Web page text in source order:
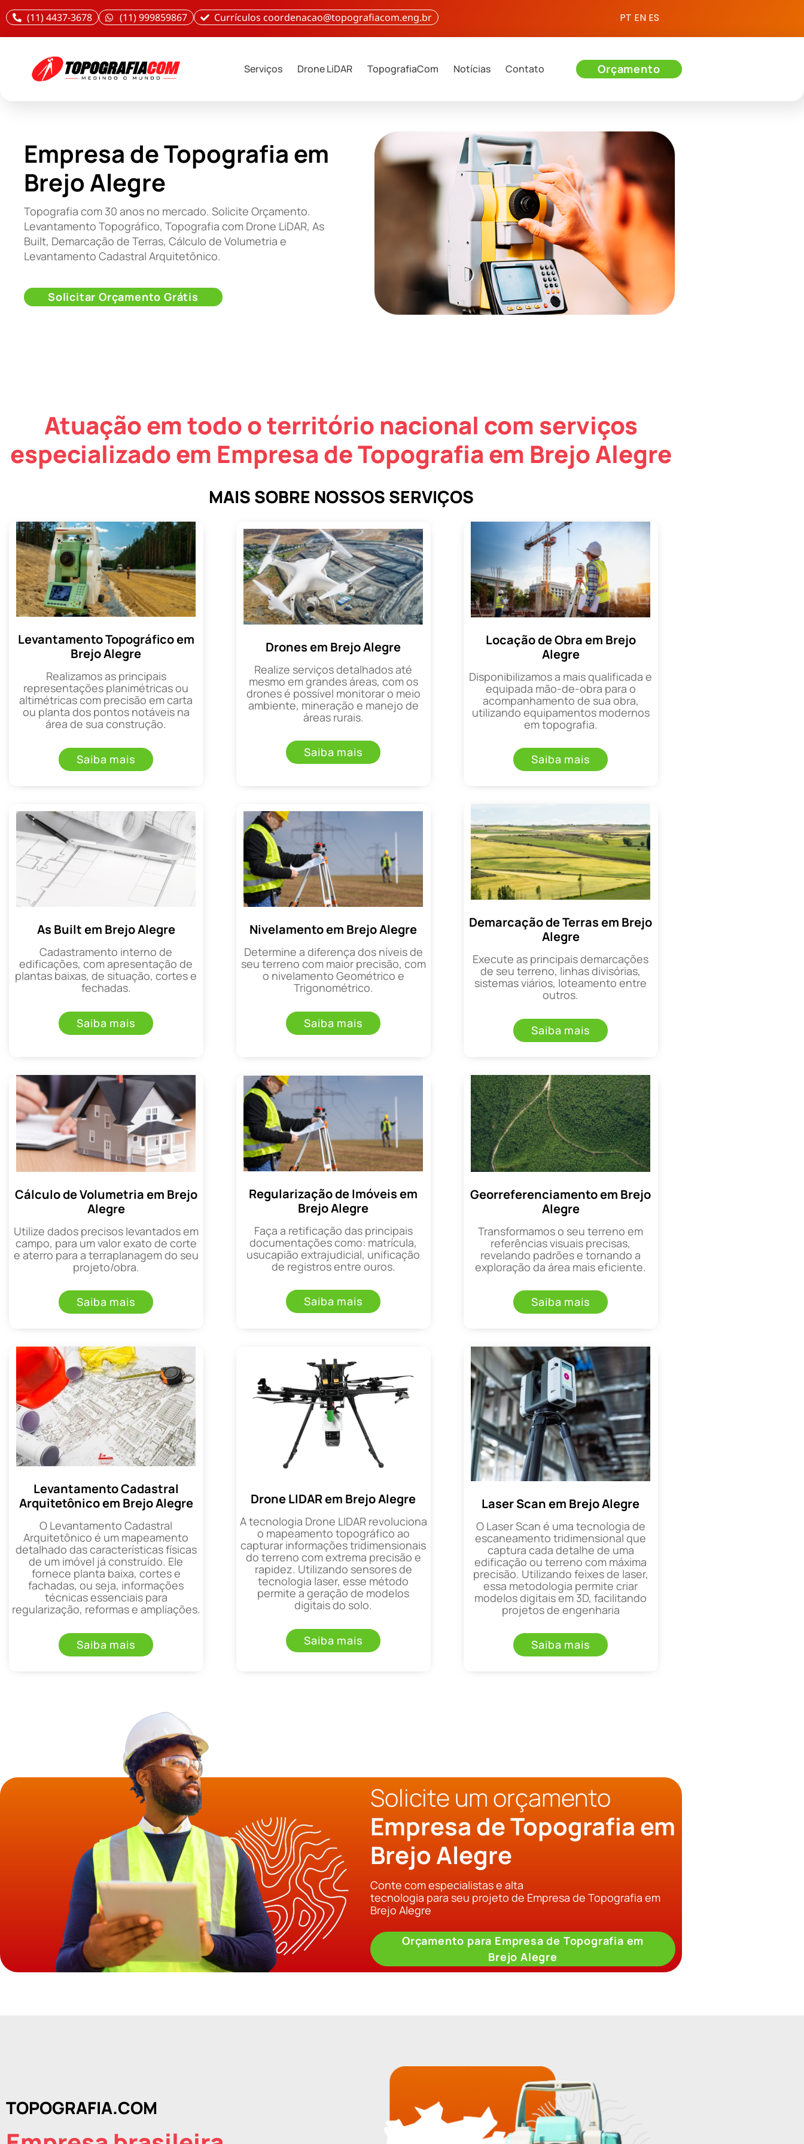
(11) 4437-3678 (11) 999859867 Currículos coordenacao@topografiacom.eng.br PT EN ES
Serviços Drone LiDAR TopografiaCom Notícias Contato Orçamento
Empresa de Topografia em
Brejo Alegre
Topografia com 30 anos no mercado. Solicite Orçamento.
Levantamento Topográfico, Topografia com Drone LiDAR, As
Built, Demarcação de Terras, Cálculo de Volumetria e
Levantamento Cadastral Arquitetônico.
Solicitar Orçamento Grátis
Atuação em todo o território nacional com serviços
especializado em Empresa de Topografia em Brejo Alegre
MAIS SOBRE NOSSOS SERVIÇOS
Levantamento Topográfico em
Brejo Alegre
Realizamos as principais
representações planimétricas ou
altimétricas com precisão em carta
ou planta dos pontos notáveis na
área de sua construção.
Saiba mais
Drones em Brejo Alegre
Realize serviços detalhados até
mesmo em grandes áreas, com os
drones é possível monitorar o meio
ambiente, mineração e manejo de
áreas rurais.
Saiba mais
Locação de Obra em Brejo
Alegre
Disponibilizamos a mais qualificada e
equipada mão-de-obra para o
acompanhamento de sua obra,
utilizando equipamentos modernos
em topografia.
Saiba mais
As Built em Brejo Alegre
Cadastramento interno de
edificações, com apresentação de
plantas baixas, de situação, cortes e
fechadas.
Saiba mais
Nivelamento em Brejo Alegre
Determine a diferença dos níveis de
seu terreno com maior precisão, com
o nivelamento Geométrico e
Trigonométrico.
Saiba mais
Demarcação de Terras em Brejo
Alegre
Execute as principais demarcações
de seu terreno, linhas divisórias,
sistemas viários, loteamento entre
outros.
Saiba mais
Cálculo de Volumetria em Brejo
Alegre
Utilize dados precisos levantados em
campo, para um valor exato de corte
e aterro para a terraplanagem do seu
projeto/obra.
Saiba mais
Regularização de Imóveis em
Brejo Alegre
Faça a retificação das principais
documentações como: matrícula,
usucapião extrajudicial, unificação
de registros entre ouros.
Saiba mais
Georreferenciamento em Brejo
Alegre
Transformamos o seu terreno em
referências visuais precisas,
revelando padrões e tornando a
exploração da área mais eficiente.
Saiba mais
Levantamento Cadastral
Arquitetônico em Brejo Alegre
O Levantamento Cadastral
Arquitetônico é um mapeamento
detalhado das características físicas
de um imóvel já construído. Ele
fornece planta baixa, cortes e
fachadas, ou seja, informações
técnicas essenciais para
regularização, reformas e ampliações.
Saiba mais
Drone LIDAR em Brejo Alegre
A tecnologia Drone LIDAR revoluciona
o mapeamento topográfico ao
capturar informações tridimensionais
do terreno com extrema precisão e
rapidez. Utilizando sensores de
tecnologia laser, esse método
permite a geração de modelos
digitais do solo.
Saiba mais
Laser Scan em Brejo Alegre
O Laser Scan é uma tecnologia de
escaneamento tridimensional que
captura cada detalhe de uma
edificação ou terreno com máxima
precisão. Utilizando feixes de laser,
essa metodologia permite criar
modelos digitais em 3D, facilitando
projetos de engenharia
Saiba mais
Solicite um orçamento
Empresa de Topografia em
Brejo Alegre
Conte com especialistas e alta
tecnologia para seu projeto de Empresa de Topografia em
Brejo Alegre
Orçamento para Empresa de Topografia em
Brejo Alegre
TOPOGRAFIA.COM